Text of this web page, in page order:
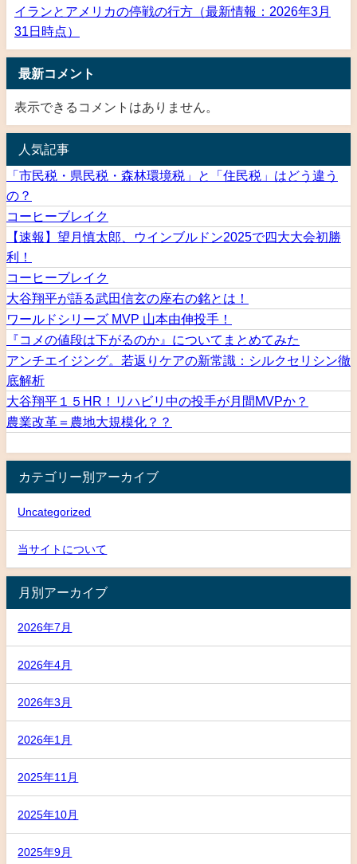
イランとアメリカの停戦の行方（最新情報：2026年3月
31日時点）
最新コメント
表示できるコメントはありません。
人気記事
「市民税・県民税・森林環境税」と「住民税」はどう違う
の？
コーヒーブレイク
【速報】望月慎太郎、ウインブルドン2025で四大大会初勝
利！
コーヒーブレイク
大谷翔平が語る武田信玄の座右の銘とは！
ワールドシリーズ MVP 山本由伸投手！
『コメの値段は下がるのか』についてまとめてみた
アンチエイジング。若返りケアの新常識：シルクセリシン徹
底解析
大谷翔平１５HR！リハビリ中の投手が月間MVPか？
農業改革＝農地大規模化？？
カテゴリー別アーカイブ
Uncategorized
当サイトについて
月別アーカイブ
2026年7月
2026年4月
2026年3月
2026年1月
2025年11月
2025年10月
2025年9月